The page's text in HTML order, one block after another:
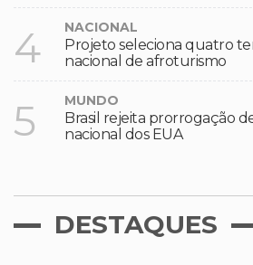
4 NACIONAL
Projeto seleciona quatro
nacional de afroturismo
5 MUNDO
Brasil rejeita prorrogação
nacional dos EUA
DESTAQUES